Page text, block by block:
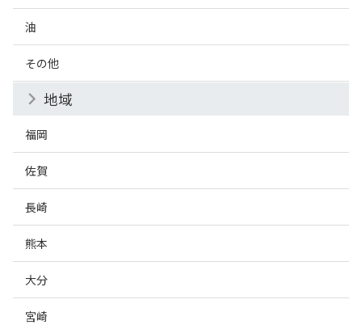
油
その他
地域
福岡
佐賀
長崎
熊本
大分
宮崎